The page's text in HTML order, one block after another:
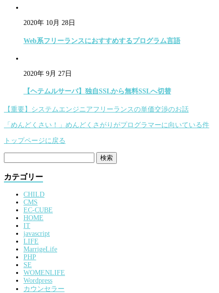
2020年 10月 28日
Web系フリーランスにおすすめするプログラム言語
2020年 9月 27日
【ヘテムルサーバ】独自SSLから無料SSLへ切替
【重要】システムエンジニアフリーランスの単価交渉のお話
「めんどくさい！」めんどくさがりがプログラマーに向いている件
トップページに戻る
索:
カテゴリー
CHILD
CMS
EC-CUBE
HOME
IT
javascript
LIFE
MarrigeLife
PHP
SE
WOMENLIFE
Wordpress
カウンセラー